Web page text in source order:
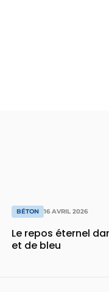
BÉTON 16 AVRIL 2026
Le repos éternel
et de bleu